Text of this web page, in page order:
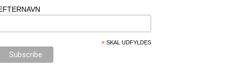
* SKAL UDFYLDES